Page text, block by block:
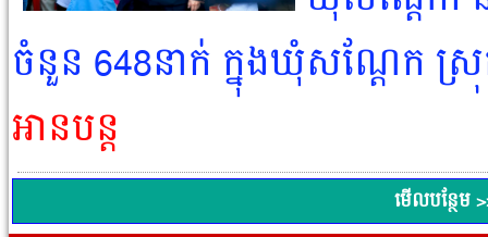
ចំនួន​ 648នាក់​ ក្នុងឃុំសណ្តែក​ ស្
អានបន្ត
មើលបន្ថែម